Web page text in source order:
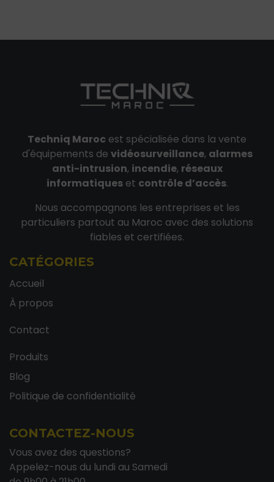
Techniq Maroc est spécialisée dans la vente
d'équipements de vidéosurveillance, alarmes
anti-intrusion, incendie, réseaux
informatiqueset contrôle d’accès.
Nous accompagnons les entreprises et les
particuliers partout au Maroc avec des solutions
fiables et certifiées.
CATÉGORIES
Accueil
À propos
Contact
Produits
Blog
Politique de confidentialité
CONTACTEZ-NOUS
Vous avez des questions?
Appelez-nous du lundi au Samedi